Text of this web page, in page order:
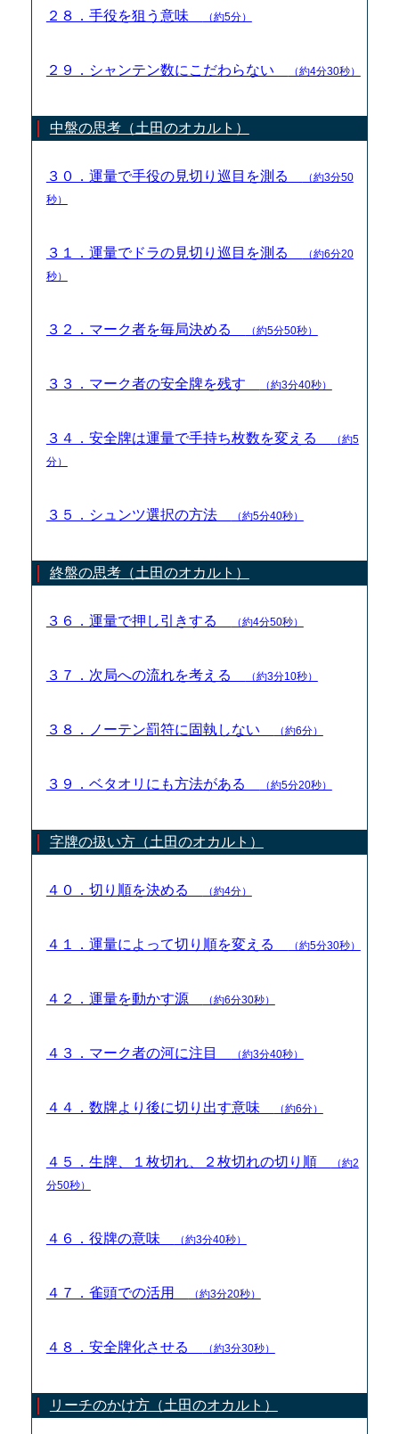
２８．手役を狙う意味 （約5分）
２９．シャンテン数にこだわらない （約4分30秒）
中盤の思考（土田のオカルト）
３０．運量で手役の見切り巡目を測る
（約3分50
秒）
３１．運量でドラの見切り巡目を測る
（約6分20
秒）
３２．マーク者を毎局決める （約5分50秒）
３３．マーク者の安全牌を残す （約3分40秒）
３４．安全牌は運量で手持ち枚数を変える
（約5
分）
３５．シュンツ選択の方法 （約5分40秒）
終盤の思考（土田のオカルト）
３６．運量で押し引きする （約4分50秒）
３７．次局への流れを考える （約3分10秒）
３８．ノーテン罰符に固執しない （約6分）
３９．ベタオリにも方法がある （約5分20秒）
字牌の扱い方（土田のオカルト）
４０．切り順を決める （約4分）
４１．運量によって切り順を変える （約5分30秒）
４２．運量を動かす源 （約6分30秒）
４３．マーク者の河に注目 （約3分40秒）
４４．数牌より後に切り出す意味 （約6分）
４５．生牌、１枚切れ、２枚切れの切り順
（約2
分50秒）
４６．役牌の意味 （約3分40秒）
４７．雀頭での活用 （約3分20秒）
４８．安全牌化させる （約3分30秒）
リーチのかけ方（土田のオカルト）